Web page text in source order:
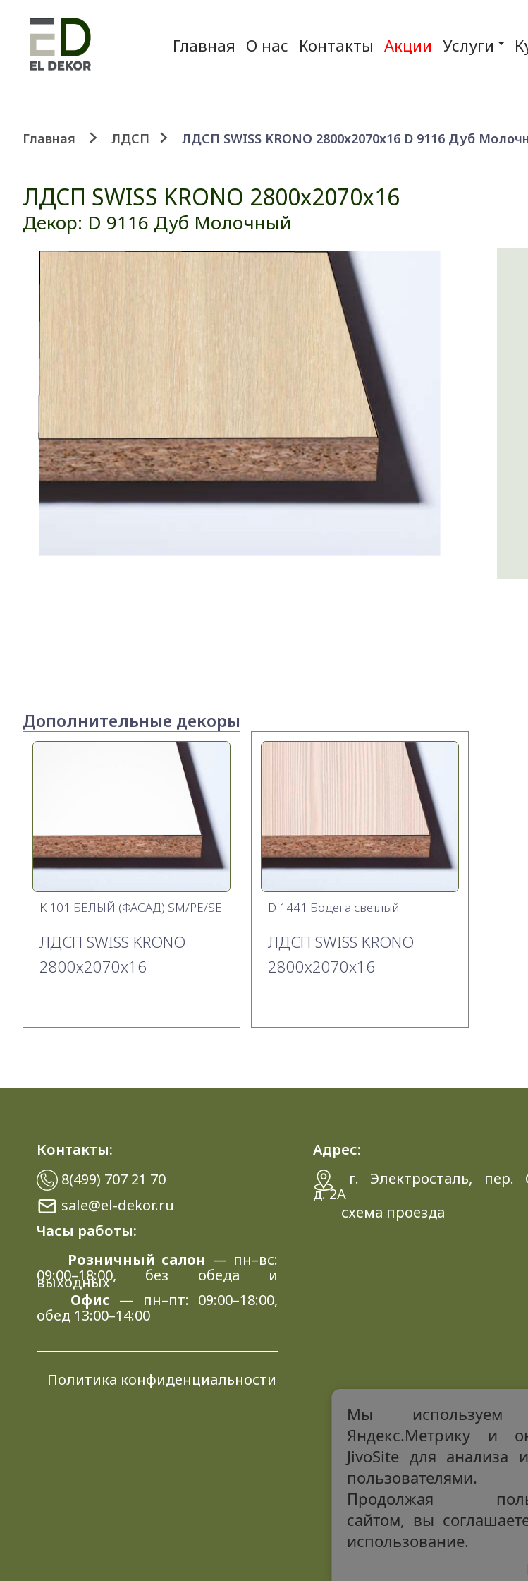
Главная О нас Контакты Акции Услуги
Главная ЛДСП ЛДСП SWISS KRONO 2800х2070x16 D 9116 Дуб
ЛДСП SWISS KRONO 2800х2070x16
Декор: D 9116 Дуб Молочный
Дополнительные декоры
K 101 БЕЛЫЙ (ФАСАД) SM/PE/SE
ЛДСП SWISS KRONO
2800х2070x16
D 1441 Бодега cветлый
ЛДСП SWISS KRONO
2800х2070x16
Контакты:
8(499) 707 21 70
sale@el-dekor.ru
Часы работы:
Розничный салон — пн–вс:
09:00–18:00, без обеда и
выходных
Офис — пн–пт: 09:00–18:00,
обед 13:00–14:00
Политика конфиденциальности
Адрес:
г. Электросталь, пер.
д. 2A
схема проезда
Мы используем
Яндекс.Метрику и
JivoSite для анализа
пользователями.
Продолжая
сайтом, вы
использование.